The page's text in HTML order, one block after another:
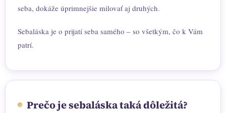
seba, dokáže úprimnejšie milovať aj druhých.
Sebaláska je o prijatí seba samého – so všetkým, čo k Vám
patrí.
Prečo je sebaláska taká dôležitá?